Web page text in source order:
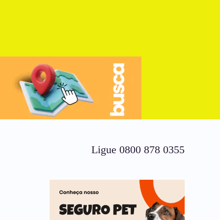
Ligue 0800 878 0355